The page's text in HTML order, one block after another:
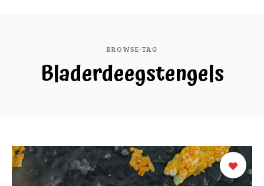
BROWSE-TAG
Bladerdeegstengels